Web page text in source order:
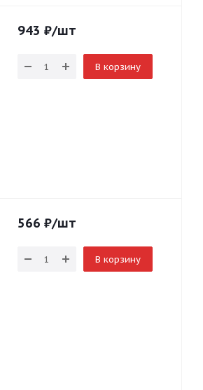
943 ₽/шт
В корзину
566 ₽/шт
В корзину